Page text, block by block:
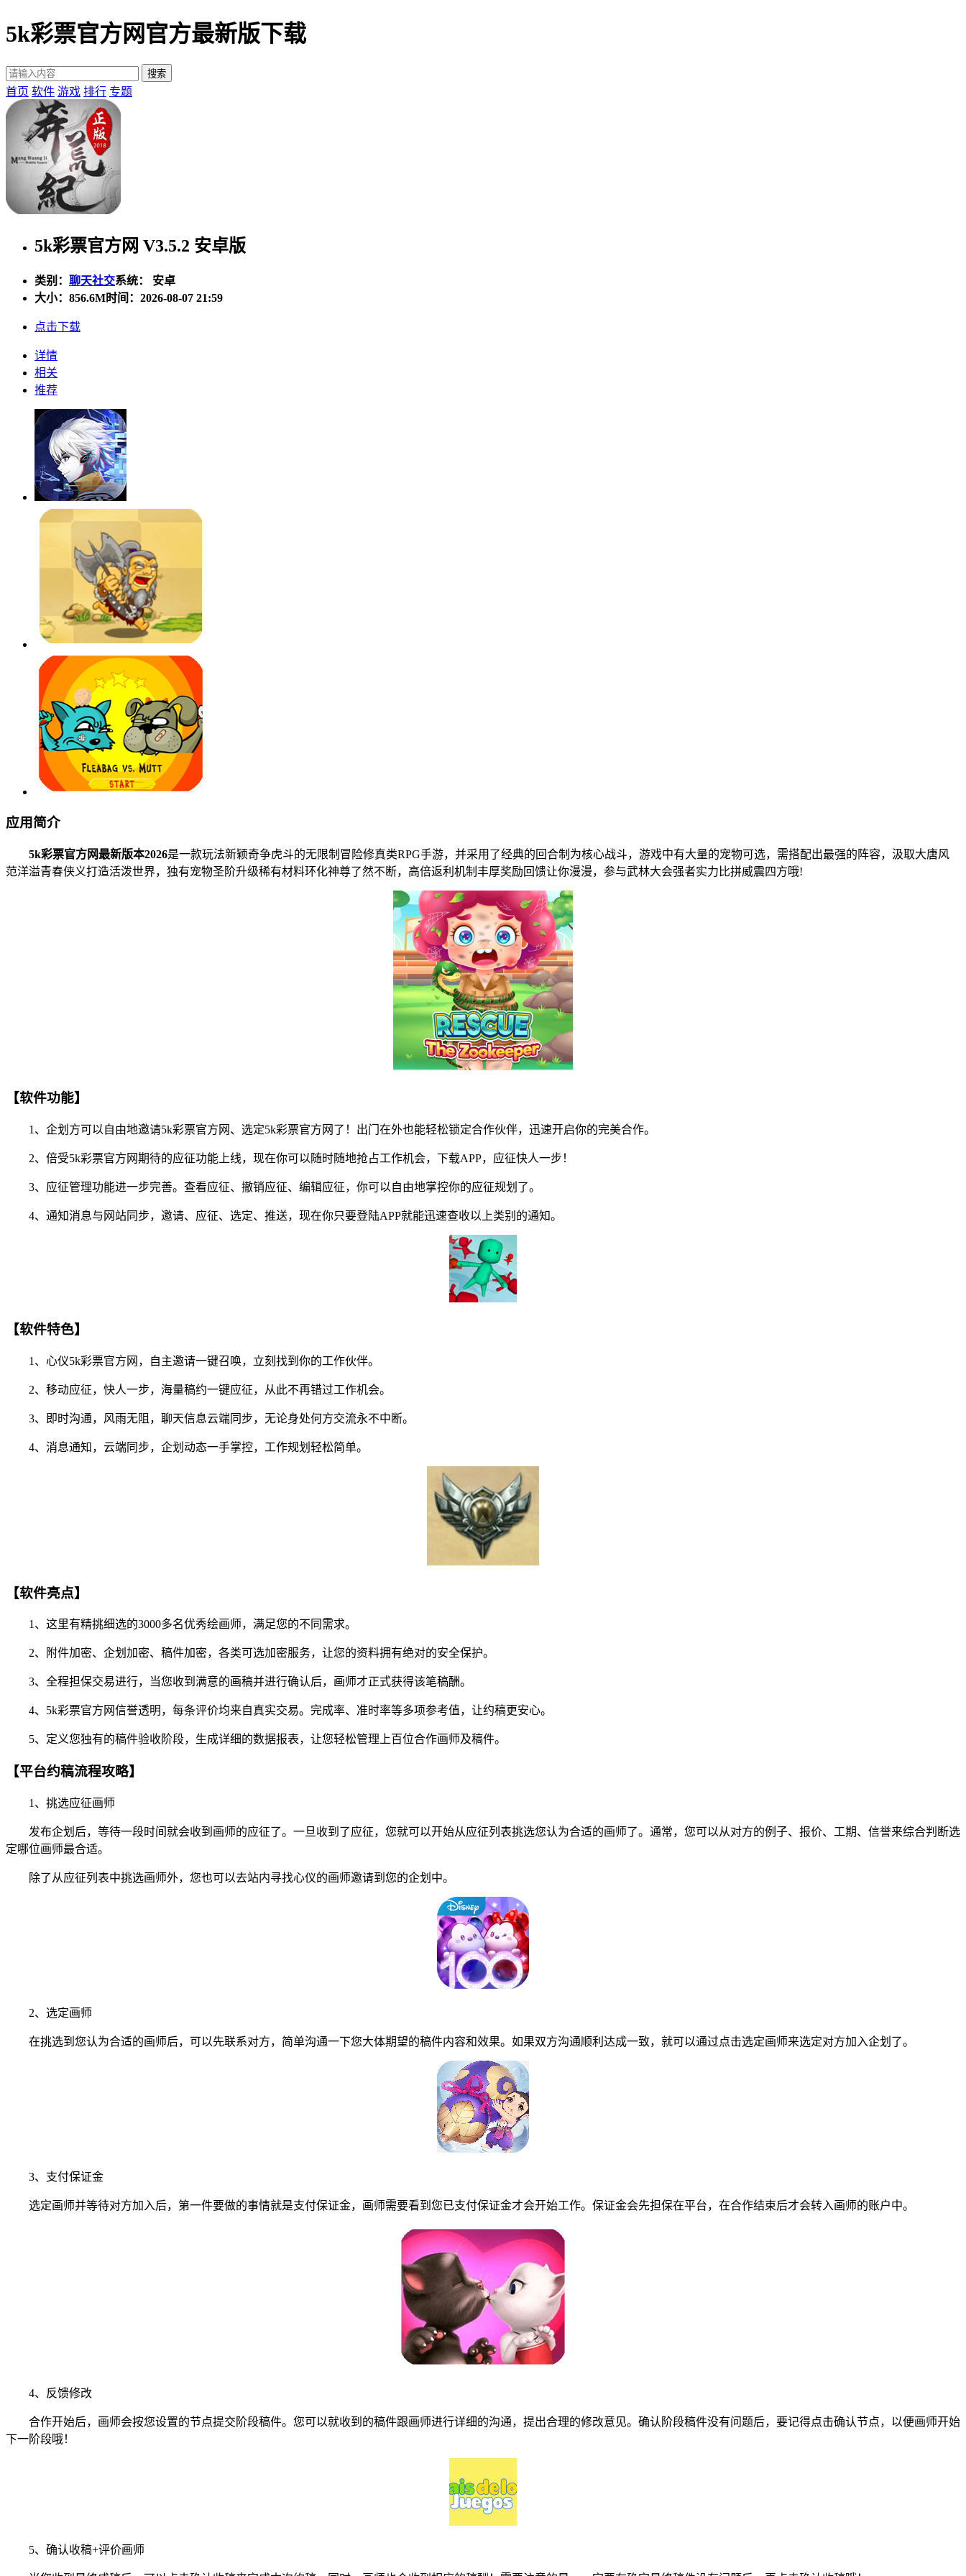
5k彩票官方网官方最新版下载
首页 软件 游戏 排行 专题
5k彩票官方网 V3.5.2 安卓版
类别： 聊天社交系统： 安卓
大小： 856.6M时间：2026-08-07 21:59
点击下载
详情
相关
推荐
应用简介
5k彩票官方网最新版本2026是一款玩法新颖奇争虎斗的无限制冒险修真类RPG手游，并采用了经典的回合制为核心战斗，游戏中有大量的宠物可选，需搭配出最强的阵容，汲取大唐风
范洋溢青春侠义打造活泼世界，独有宠物圣阶升级稀有材料环化神尊了然不断，高倍返利机制丰厚奖励回馈让你漫漫，参与武林大会强者实力比拼威震四方哦!
【软件功能】
1、企划方可以自由地邀请5k彩票官方网、选定5k彩票官方网了！出门在外也能轻松锁定合作伙伴，迅速开启你的完美合作。
2、倍受5k彩票官方网期待的应征功能上线，现在你可以随时随地抢占工作机会，下载APP，应征快人一步！
3、应征管理功能进一步完善。查看应征、撤销应征、编辑应征，你可以自由地掌控你的应征规划了。
4、通知消息与网站同步，邀请、应征、选定、推送，现在你只要登陆APP就能迅速查收以上类别的通知。
【软件特色】
1、心仪5k彩票官方网，自主邀请一键召唤，立刻找到你的工作伙伴。
2、移动应征，快人一步，海量稿约一键应征，从此不再错过工作机会。
3、即时沟通，风雨无阻，聊天信息云端同步，无论身处何方交流永不中断。
4、消息通知，云端同步，企划动态一手掌控，工作规划轻松简单。
【软件亮点】
1、这里有精挑细选的3000多名优秀绘画师，满足您的不同需求。
2、附件加密、企划加密、稿件加密，各类可选加密服务，让您的资料拥有绝对的安全保护。
3、全程担保交易进行，当您收到满意的画稿并进行确认后，画师才正式获得该笔稿酬。
4、5k彩票官方网信誉透明，每条评价均来自真实交易。完成率、准时率等多项参考值，让约稿更安心。
5、定义您独有的稿件验收阶段，生成详细的数据报表，让您轻松管理上百位合作画师及稿件。
【平台约稿流程攻略】
1、挑选应征画师
发布企划后，等待一段时间就会收到画师的应征了。一旦收到了应征，您就可以开始从应征列表挑选您认为合适的画师了。通常，您可以从对方的例子、报价、工期、信誉来综合判断选
定哪位画师最合适。
除了从应征列表中挑选画师外，您也可以去站内寻找心仪的画师邀请到您的企划中。
2、选定画师
在挑选到您认为合适的画师后，可以先联系对方，简单沟通一下您大体期望的稿件内容和效果。如果双方沟通顺利达成一致，就可以通过点击选定画师来选定对方加入企划了。
3、支付保证金
选定画师并等待对方加入后，第一件要做的事情就是支付保证金，画师需要看到您已支付保证金才会开始工作。保证金会先担保在平台，在合作结束后才会转入画师的账户中。
4、反馈修改
合作开始后，画师会按您设置的节点提交阶段稿件。您可以就收到的稿件跟画师进行详细的沟通，提出合理的修改意见。确认阶段稿件没有问题后，要记得点击确认节点，以便画师开始
下一阶段哦！
5、确认收稿+评价画师